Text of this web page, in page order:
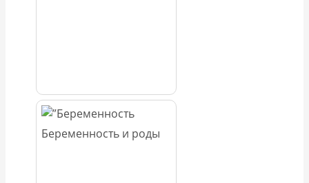
Беременность и роды